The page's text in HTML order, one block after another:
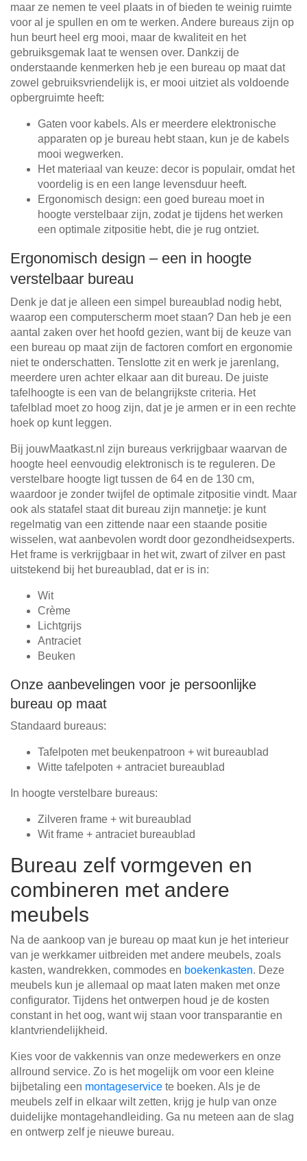
maar ze nemen te veel plaats in of bieden te weinig ruimte
voor al je spullen en om te werken. Andere bureaus zijn op
hun beurt heel erg mooi, maar de kwaliteit en het
gebruiksgemak laat te wensen over. Dankzij de
onderstaande kenmerken heb je een bureau op maat dat
zowel gebruiksvriendelijk is, er mooi uitziet als voldoende
opbergruimte heeft:
Gaten voor kabels. Als er meerdere elektronische
apparaten op je bureau hebt staan, kun je de kabels
mooi wegwerken.
Het materiaal van keuze: decor is populair, omdat het
voordelig is en een lange levensduur heeft.
Ergonomisch design: een goed bureau moet in
hoogte verstelbaar zijn, zodat je tijdens het werken
een optimale zitpositie hebt, die je rug ontziet.
Ergonomisch design – een in hoogte
verstelbaar bureau
Denk je dat je alleen een simpel bureaublad nodig hebt,
waarop een computerscherm moet staan? Dan heb je een
aantal zaken over het hoofd gezien, want bij de keuze van
een bureau op maat zijn de factoren comfort en ergonomie
niet te onderschatten. Tenslotte zit en werk je jarenlang,
meerdere uren achter elkaar aan dit bureau. De juiste
tafelhoogte is een van de belangrijkste criteria. Het
tafelblad moet zo hoog zijn, dat je je armen er in een rechte
hoek op kunt leggen.
Bij jouwMaatkast.nl zijn bureaus verkrijgbaar waarvan de
hoogte heel eenvoudig elektronisch is te reguleren. De
verstelbare hoogte ligt tussen de 64 en de 130 cm,
waardoor je zonder twijfel de optimale zitpositie vindt. Maar
ook als statafel staat dit bureau zijn mannetje: je kunt
regelmatig van een zittende naar een staande positie
wisselen, wat aanbevolen wordt door gezondheidsexperts.
Het frame is verkrijgbaar in het wit, zwart of zilver en past
uitstekend bij het bureaublad, dat er is in:
Wit
Crème
Lichtgrijs
Antraciet
Beuken
Onze aanbevelingen voor je persoonlijke
bureau op maat
Standaard bureaus:
Tafelpoten met beukenpatroon + wit bureaublad
Witte tafelpoten + antraciet bureaublad
In hoogte verstelbare bureaus:
Zilveren frame + wit bureaublad
Wit frame + antraciet bureaublad
Bureau zelf vormgeven en
combineren met andere
meubels
Na de aankoop van je bureau op maat kun je het interieur
van je werkkamer uitbreiden met andere meubels, zoals
kasten, wandrekken, commodes en boekenkasten. Deze
meubels kun je allemaal op maat laten maken met onze
configurator. Tijdens het ontwerpen houd je de kosten
constant in het oog, want wij staan voor transparantie en
klantvriendelijkheid.
Kies voor de vakkennis van onze medewerkers en onze
allround service. Zo is het mogelijk om voor een kleine
bijbetaling een montageservice te boeken. Als je de
meubels zelf in elkaar wilt zetten, krijg je hulp van onze
duidelijke montagehandleiding. Ga nu meteen aan de slag
en ontwerp zelf je nieuwe bureau.